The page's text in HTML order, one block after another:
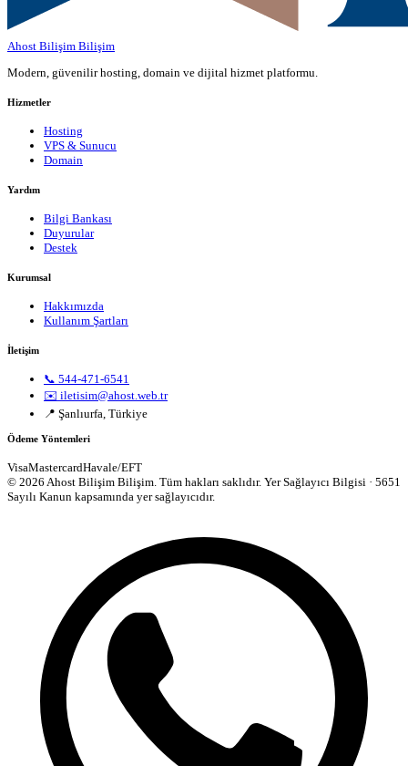
Ahost Bilişim Bilişim
Modern, güvenilir hosting, domain ve dijital hizmet platformu.
Hizmetler
Hosting
VPS & Sunucu
Domain
Yardım
Bilgi Bankası
Duyurular
Destek
Kurumsal
Hakkımızda
Kullanım Şartları
İletişim
📞 544-471-6541
✉️ iletisim@ahost.web.tr
📍 Şanlıurfa, Türkiye
Ödeme Yöntemleri
VisaMastercardHavale/EFT
© 2026 Ahost Bilişim Bilişim. Tüm hakları saklıdır. Yer Sağlayıcı Bilgisi · 5651
Sayılı Kanun kapsamında yer sağlayıcıdır.